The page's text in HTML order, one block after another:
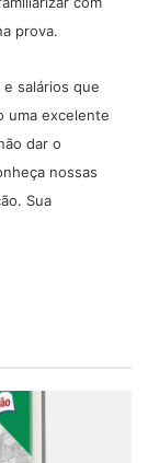
prova.
salários que
uma excelente
dar o
nossas
Sua